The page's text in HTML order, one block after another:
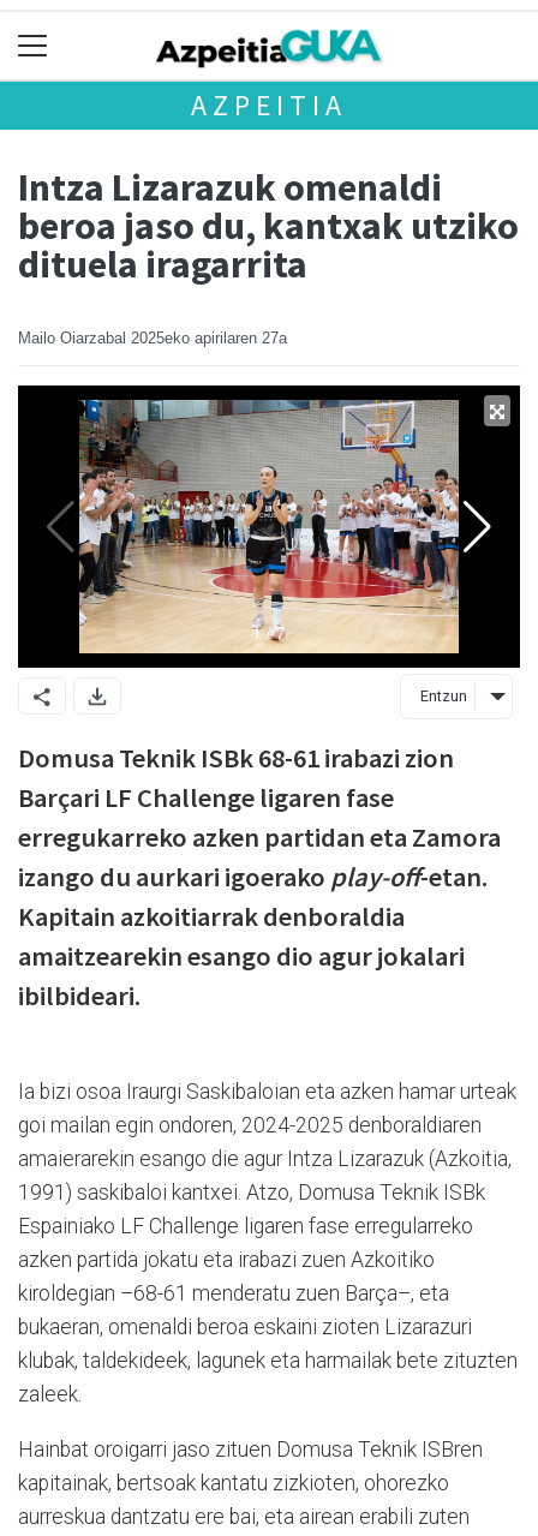
AZPEITIA
Intza Lizarazuk omenaldi
beroa jaso du, kantxak utziko
dituela iragarrita
Mailo Oiarzabal 2025eko apirilaren 27a
Entzun
Domusa Teknik ISBk 68-61 irabazi zion
Barçari LF Challenge ligaren fase
erregukarreko azken partidan eta Zamora
izango du aurkari igoerako play-off-etan.
Kapitain azkoitiarrak denboraldia
amaitzearekin esango dio agur jokalari
ibilbideari.
Ia bizi osoa Iraurgi Saskibaloian eta azken hamar urteak
goi mailan egin ondoren, 2024-2025 denboraldiaren
amaierarekin esango die agur Intza Lizarazuk (Azkoitia,
1991) saskibaloi kantxei. Atzo, Domusa Teknik ISBk
Espainiako LF Challenge ligaren fase erregularreko
azken partida jokatu eta irabazi zuen Azkoitiko
kiroldegian –68-61 menderatu zuen Barça–, eta
bukaeran, omenaldi beroa eskaini zioten Lizarazuri
klubak, taldekideek, lagunek eta harmailak bete zituzten
zaleek.
Hainbat oroigarri jaso zituen Domusa Teknik ISBren
kapitainak, bertsoak kantatu zizkioten, ohorezko
aurreskua dantzatu ere bai, eta airean erabili zuten